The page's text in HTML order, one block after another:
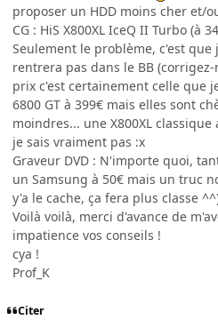
proposer un HDD moins cher et/
CG : HiS X800XL IceQ II Turbo (à
Seulement le problème, c'est que
rentrera pas dans le BB
prix c'est certainement celle que
6800 GT à 399€ mais elles sont
moindres... une X800XL
je sais vraiment pas :x
Graveur DVD : N'importe quoi,
un Samsung à 50€ mais un truc
y'a le cache, ça fera plus classe
Voilà voilà, merci d'avance de
impatience vos conseils !
cya !
Prof_K
Citer